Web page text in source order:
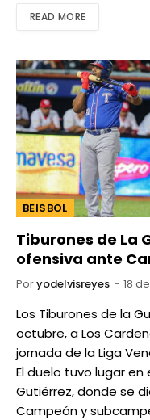
READ MORE
BEISBOL
Tiburones de La
ofensiva ante
Poryodelvisreyes 18
Los Tiburones de la
octubre, a Los
jornada de la Liga
El duelo tuvo lugar en
Gutiérrez, donde se
Campeón y